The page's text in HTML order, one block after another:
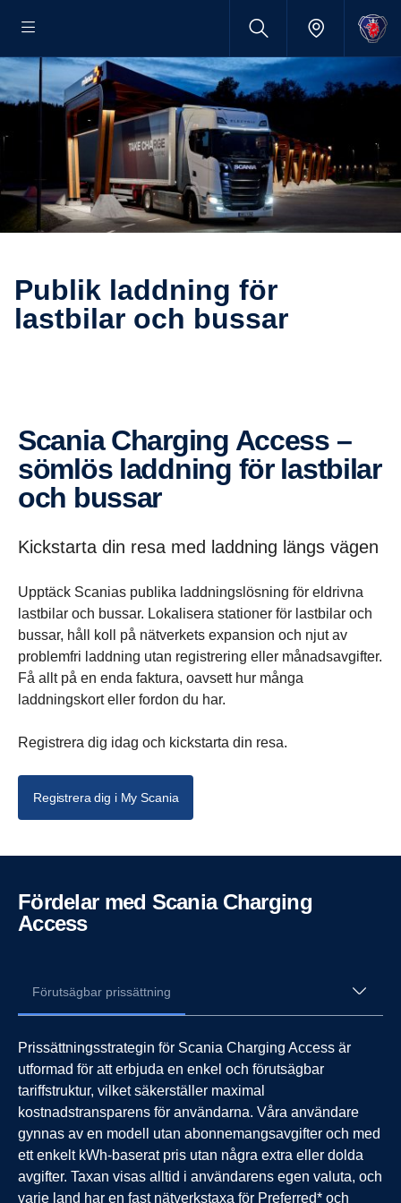
Publik laddning för
lastbilar och bussar
Scania Charging Access –
sömlös laddning för lastbilar
och bussar
Kickstarta din resa med laddning längs vägen
Upptäck Scanias publika laddningslösning för eldrivna
lastbilar och bussar. Lokalisera stationer för lastbilar och
bussar, håll koll på nätverkets expansion och njut av
problemfri laddning utan registrering eller månadsavgifter.
Få allt på en enda faktura, oavsett hur många
laddningskort eller fordon du har.
Registrera dig idag och kickstarta din resa.
Registrera dig i My Scania
Fördelar med Scania Charging
Access
Förutsägbar prissättning
Prissättningsstrategin för Scania Charging Access är
utformad för att erbjuda en enkel och förutsägbar
tariffstruktur, vilket säkerställer maximal
kostnadstransparens för användarna. Våra användare
gynnas av en modell utan abonnemangsavgifter och med
ett enkelt kWh-baserat pris utan några extra eller dolda
avgifter. Taxan visas alltid i användarens egen valuta, och
varje land har en fast nätverkstaxa för Preferred* och